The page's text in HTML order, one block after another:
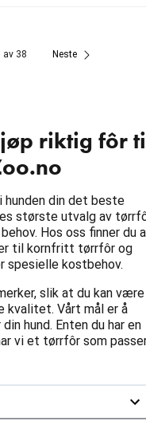
av 38 Neste
riktig fôr
hunden din det beste
største utvalg av
Hos oss finner du
til kornfritt tørrfôr og
spesielle kostbehov.
slik at du kan være
kvalitet. Vårt mål er å
hund. Enten du har en
vi et tørrfôr som